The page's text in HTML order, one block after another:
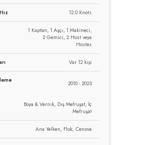
12.0 Knots
1 Kaptan, 1 Aşçı, 1 Makineci,
2 Gemici, 2 Host veya
Hostes
Var 12 kişi
2010 - 2023
Boya & Vernik, Dış Mefruşat, İç
Mefruşat
Ana Yelken, Flok, Cenova